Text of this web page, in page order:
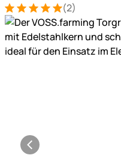
Bewertung: 5 von 5 (2
2 Bewertungen
(2)
Produktgalerie